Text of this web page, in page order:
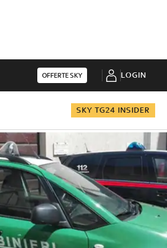
OFFERTE SKY LOGIN
SKY TG24 INSIDER